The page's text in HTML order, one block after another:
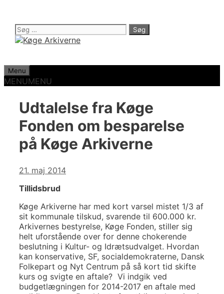
indhold
Søg
efter:
Menu
MENUMENU
Udtalelse fra Køge
Fonden om besparelse
på Køge Arkiverne
21. maj 2014
Tillidsbrud
Køge Arkiverne har med kort varsel mistet 1/3 af
sit kommunale tilskud, svarende til 600.000 kr.
Arkivernes bestyrelse, Køge Fonden, stiller sig
helt uforstående over for denne chokerende
beslutning i Kultur- og Idrætsudvalget. Hvordan
kan konservative, SF, socialdemokraterne, Dansk
Folkepart og Nyt Centrum på så kort tid skifte
kurs og svigte en aftale? Vi indgik ved
budgetlægningen for 2014-2017 en aftale med